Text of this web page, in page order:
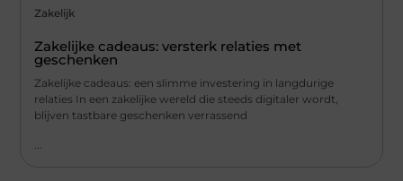
Zakelijk
Zakelijke cadeaus: versterk relaties met
geschenken
Zakelijke cadeaus: een slimme investering in langdurige
relaties In een zakelijke wereld die steeds digitaler wordt,
blijven tastbare geschenken verrassend